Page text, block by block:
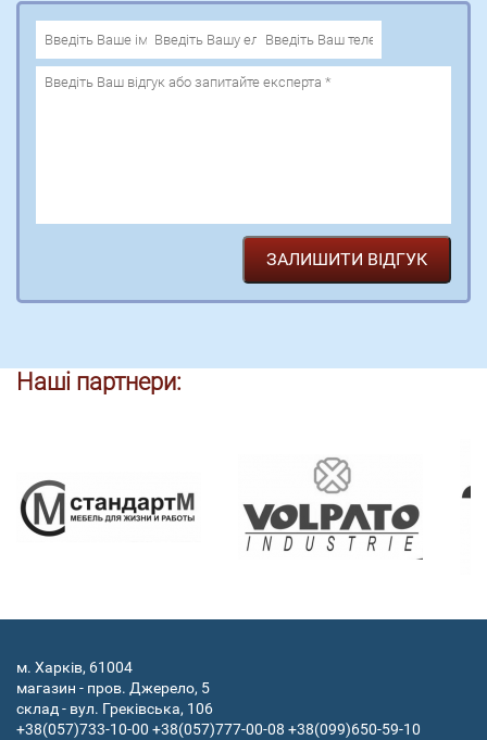
Наші партнери:
м. Харків, 61004
магазин - пров. Джерело, 5
склад - вул. Греківська, 106
+38(057)733-10-00 +38(057)777-00-08 +38(099)650-59-10